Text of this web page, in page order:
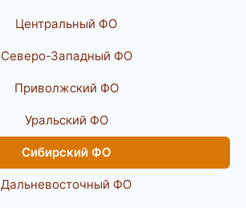
Центральный ФО
Северо-Западный ФО
Приволжский ФО
Уральский ФО
Сибирский ФО
Дальневосточный ФО